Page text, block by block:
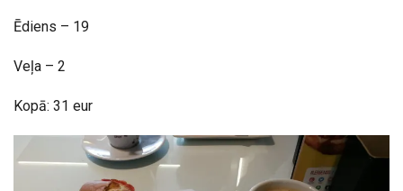
Ēdiens – 19
Veļa – 2
Kopā: 31 eur